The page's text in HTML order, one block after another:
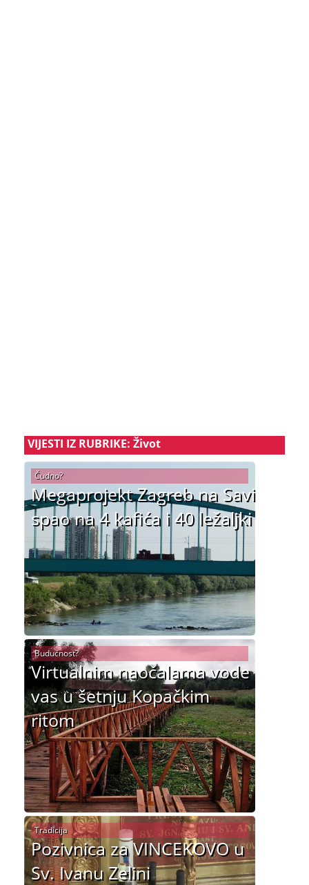
VIJESTI IZ RUBRIKE: Život
Megaprojekt Zagreb na Savi
spao na 4 kafića i 40 ležaljki
Čudno?
Virtualnim naočalama vode
vas u šetnju Kopačkim
ritom
Budućnost?
Pozivnica za VINCEKOVO u
Sv. Ivanu Zelini
Tradicija